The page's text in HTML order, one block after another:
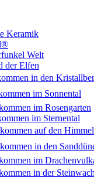
Keramik
Welt
der Elfen
in den
im Sonnental
im Rosengarten
im Sternental
auf den
in den
im
in der